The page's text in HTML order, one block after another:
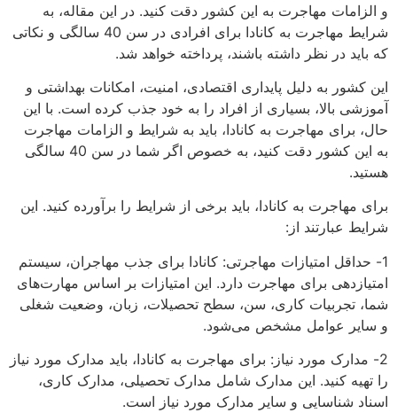
و الزامات مهاجرت به این کشور دقت کنید. در این مقاله، به
شرایط مهاجرت به کانادا برای افرادی در سن 40 سالگی و نکاتی
که باید در نظر داشته باشند، پرداخته خواهد شد.
این کشور به دلیل پایداری اقتصادی، امنیت، امکانات بهداشتی و
آموزشی بالا، بسیاری از افراد را به خود جذب کرده است. با این
حال، برای مهاجرت به کانادا، باید به شرایط و الزامات مهاجرت
به این کشور دقت کنید، به خصوص اگر شما در سن 40 سالگی
هستید.
برای مهاجرت به کانادا، باید برخی از شرایط را برآورده کنید. این
شرایط عبارتند از:
1- حداقل امتیازات مهاجرتی: کانادا برای جذب مهاجران، سیستم
امتیازدهی برای مهاجرت دارد. این امتیازات بر اساس مهارت‌های
شما، تجربیات کاری، سن، سطح تحصیلات، زبان، وضعیت شغلی
و سایر عوامل مشخص می‌شود.
2- مدارک مورد نیاز: برای مهاجرت به کانادا، باید مدارک مورد نیاز
را تهیه کنید. این مدارک شامل مدارک تحصیلی، مدارک کاری،
اسناد شناسایی و سایر مدارک مورد نیاز است.